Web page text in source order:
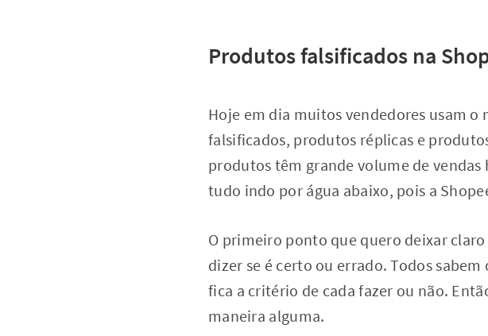
Produtos falsificados na
Hoje em dia muitos vendedores usam
falsificados, produtos réplicas e
produtos têm grande volume de
tudo indo por água abaixo, pois a
O primeiro ponto que quero deixar
dizer se é certo ou errado. Todos
fica a critério de cada fazer ou não.
maneira alguma.